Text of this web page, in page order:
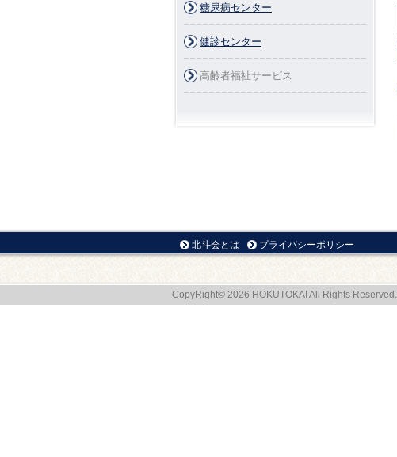
糖尿病センター
健診センター
高齢者福祉サービス
北斗会とは プライバシーポリシー
CopyRight© 2026 HOKUTOKAI All Rights Reserved.